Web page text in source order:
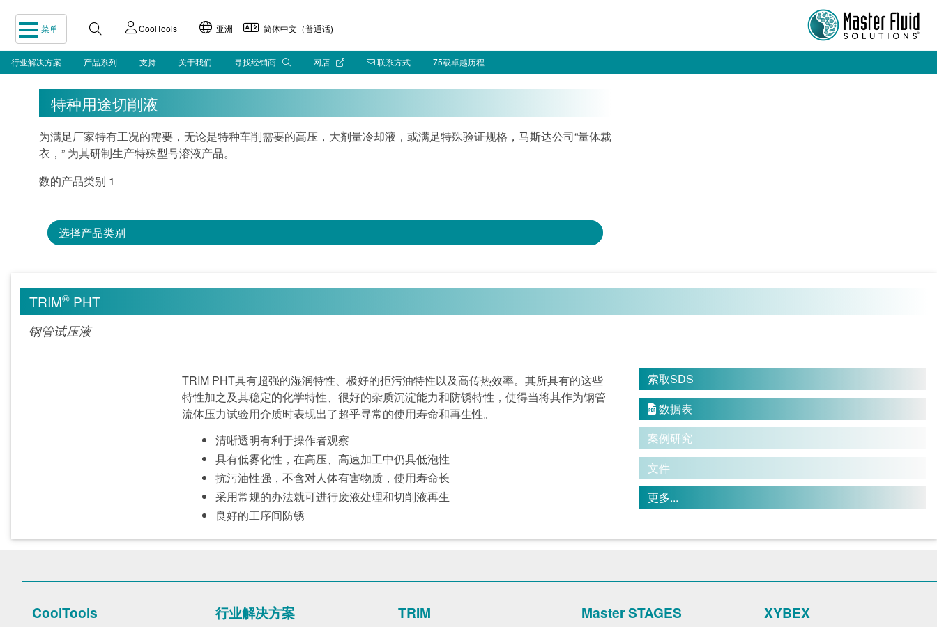
菜单 CoolTools 亚洲 | 简体中文（普通话)
行业解决方案 产品系列 支持 关于我们 寻找经销商 网店 联系方式 75载卓越历程
特种用途切削液
为满足厂家特有工况的需要，无论是特种车削需要的高压，大剂量冷却液，或满足特殊验证规格，马斯达公司“量体裁
衣，” 为其研制生产特殊型号溶液产品。
数的产品类别 1
选择产品类别
TRIM® PHT
钢管试压液
TRIM PHT具有超强的湿润特性、极好的拒污油特性以及高传热效率。其所具有的这些
特性加之及其稳定的化学特性、很好的杂质沉淀能力和防锈特性，使得当将其作为钢管
流体压力试验用介质时表现出了超乎寻常的使用寿命和再生性。
清晰透明有利于操作者观察
具有低雾化性，在高压、高速加工中仍具低泡性
抗污油性强，不含对人体有害物质，使用寿命长
采用常规的办法就可进行废液处理和切削液再生
良好的工序间防锈
索取SDS
 数据表
案例研究
文件
更多...
CoolTools 行业解决方案 TRIM Master STAGES XYBEX